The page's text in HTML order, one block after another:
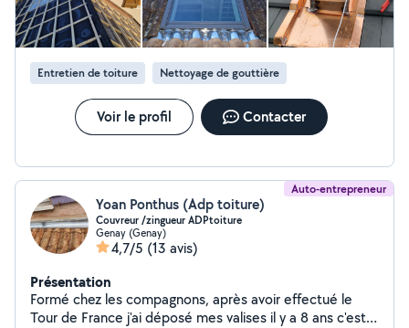
Entretien de toiture Nettoyage de gouttière
Voir le profil Contacter
Auto-entrepreneur
Yoan Ponthus (Adp toiture)
Couvreur /zingueur ADPtoiture
Genay (Genay)
4,7/5 (13 avis)
Présentation
Formé chez les compagnons, après avoir effectué le
Tour de France j'ai déposé mes valises il y a 8 ans c'est